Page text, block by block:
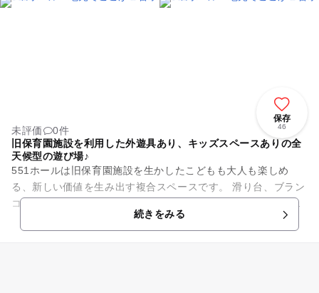
保存
46
未評価
0件
旧保育園施設を利用した外遊具あり、キッズスペースありの全
天候型の遊び場♪
551ホールは旧保育園施設を生かしたこどもも大人も楽しめ
る、新しい価値を生み出す複合スペースです。 滑り台、ブラン
コなどの外遊具はもちろん、屋内には大型トランポリンやふわ
ふわボールプールなどの...続きをみる